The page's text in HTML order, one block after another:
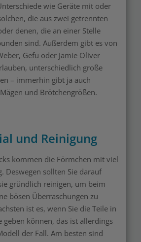
wie Geräte mit oder
die aus zwei getrennten
denen, die an einer Stelle
sind. Außerdem gibt es von
Gefu oder Jamie Oliver
unterschiedlich große
– immerhin gibt ja auch
und Brötchengrößen.
und Reinigung
kommen die Förmchen mit viel
Deswegen sollten Sie darauf
gründlich reinigen, um beim
bösen Überraschungen zu
ist es, wenn Sie die Teile in
geben können, das ist allerdings
der Fall. Am besten sind